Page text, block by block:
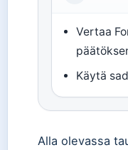
Vertaa
Käytä
Alla olevassa